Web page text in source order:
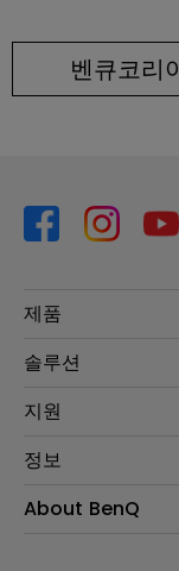
벤큐코리
제품
프로젝터
조명
솔루션
Eye-Care 모니터
e스포츠
비즈니스 디스플레이
지원
문의
서비스센터
정보
프로젝터 거리계산기
About BenQ